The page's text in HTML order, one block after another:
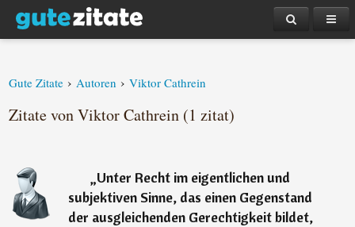
Gute Zitate › Autoren › Viktor Cathrein
Zitate von Viktor Cathrein (1 zitat)
„Unter Recht im eigentlichen und
subjektiven Sinne, das einen Gegenstand
der ausgleichenden Gerechtigkeit bildet,